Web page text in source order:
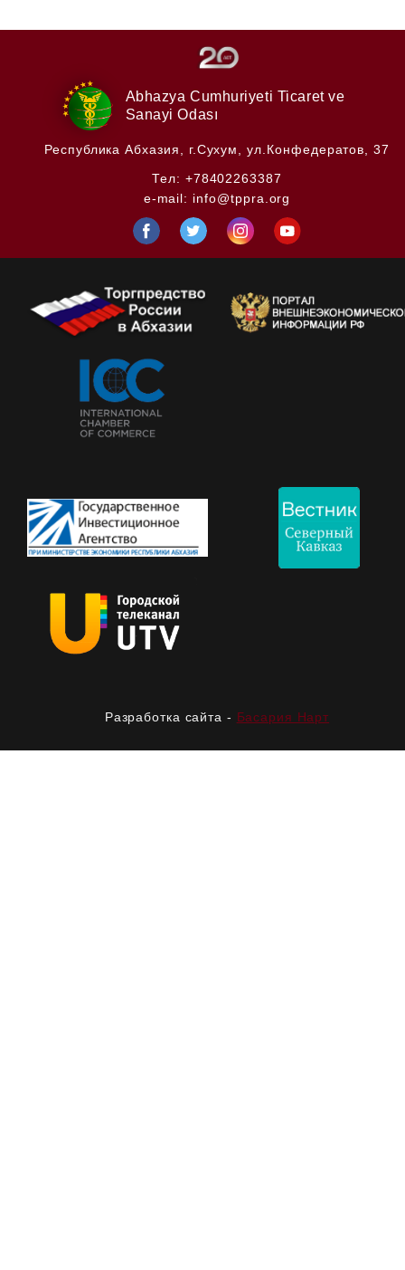
Abhazya Cumhuriyeti Ticaret ve
Sanayi Odası
Республика Абхазия,
г.Сухум, ул.Конфедератов, 37
Тел: +78402263387
e-mail: info@tppra.org
Разработка сайта - Басария Нарт